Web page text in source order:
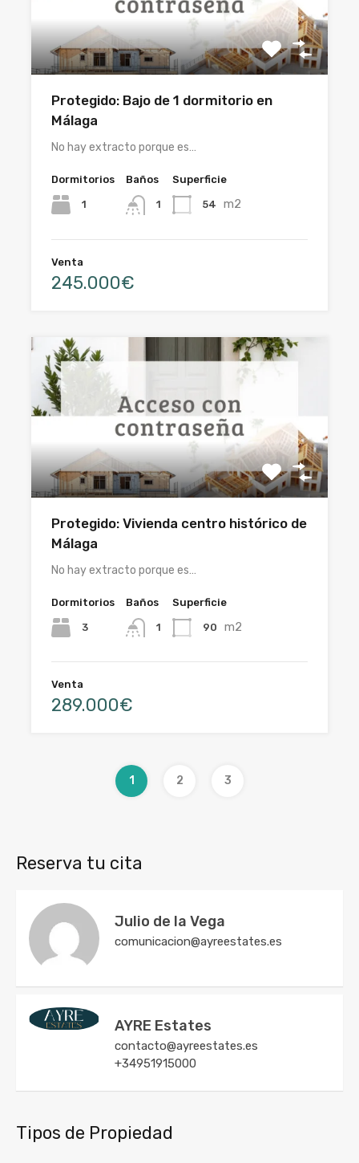
Protegido: Bajo de 1 dormitorio en
Málaga
No hay extracto porque es…
Dormitorios
1
Baños
1
Superficie
54 m2
Venta
245.000€
Protegido: Vivienda centro histórico de
Málaga
No hay extracto porque es…
Dormitorios
3
Baños
1
Superficie
90 m2
Venta
289.000€
1 2 3
Reserva tu cita
Julio de la Vega
comunicacion@ayreestates.es
AYRE Estates
contacto@ayreestates.es
+34951915000
Tipos de Propiedad